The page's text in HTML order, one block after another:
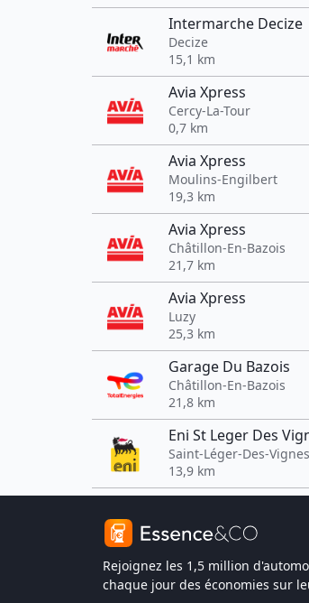
Intermarche Decize
Decize
15,1 km
Avia Xpress
Cercy-La-Tour
0,7 km
Avia Xpress
Moulins-Engilbert
19,3 km
Avia Xpress
Châtillon-En-Bazois
21,7 km
Avia Xpress
Luzy
25,3 km
Garage Du Bazois
Châtillon-En-Bazois
21,8 km
Eni St Leger Des
Saint-Léger-Des-Vignes
13,9 km
Rejoignez les 1,5 million
chaque jour des économies sur